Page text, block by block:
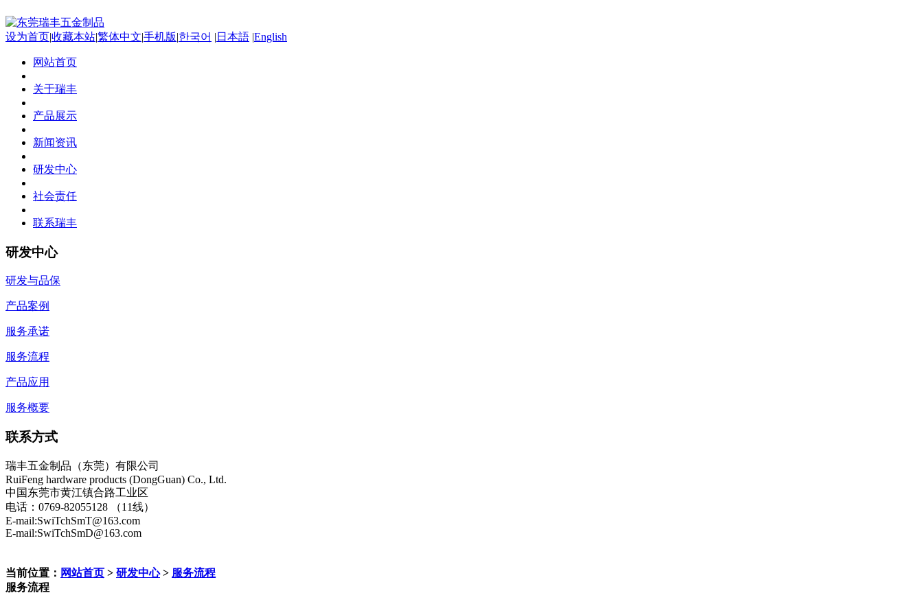
设为首页|收藏本站|繁体中文|手机版|한국어 | 日本語 |English
网站首页
关于瑞丰
产品展示
新闻资讯
研发中心
社会责任
联系瑞丰
研发中心
研发与品保
产品案例
服务承诺
服务流程
产品应用
服务概要
联系方式
瑞丰五金制品（东莞）有限公司
RuiFeng hardware products (DongGuan) Co., Ltd.
中国东莞市黄江镇合路工业区
电话：0769-82055128 （11线）
E-mail:SwiTchSmT@163.com
E-mail:SwiTchSmD@163.com
当前位置： 网站首页 > 研发中心> 服务流程
服务流程